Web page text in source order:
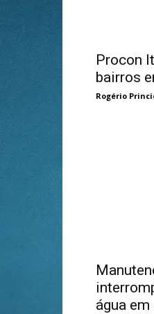
Procon
bairros
Rogério
água